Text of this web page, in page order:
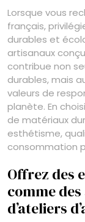
Lorsque vous
français,
durables et
artisanaux
contribue non
durables, mais
valeurs de
planète. En
de matériaux
esthétisme,
consommation
Offrez des
comme
d’ateliers